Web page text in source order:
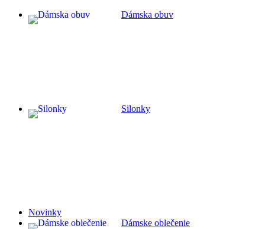
Dámska obuv
Silonky
Novinky
Dámske oblečenie